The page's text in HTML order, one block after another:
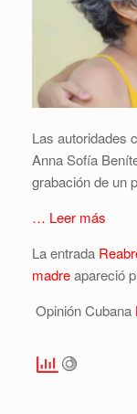
Las autoridades
Anna Sofía
grabación de un
… Leer más
La entrada
madreapareció
Opinión Cubana